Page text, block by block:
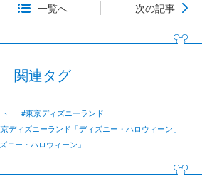
一覧へ 次の記事
関連タグ
#東京ディズニーランド
ディズニーランド「ディズニー・ハロウィーン」
ニー・ハロウィーン」